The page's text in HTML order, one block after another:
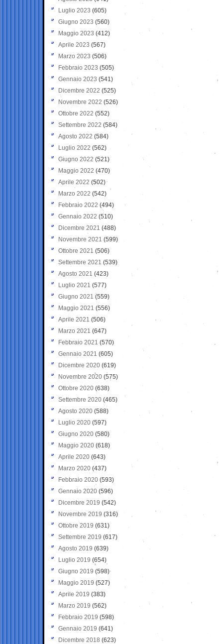
Luglio 2023 (605)
Giugno 2023 (560)
Maggio 2023 (412)
Aprile 2023 (567)
Marzo 2023 (506)
Febbraio 2023 (505)
Gennaio 2023 (541)
Dicembre 2022 (525)
Novembre 2022 (526)
Ottobre 2022 (552)
Settembre 2022 (584)
Agosto 2022 (584)
Luglio 2022 (562)
Giugno 2022 (521)
Maggio 2022 (470)
Aprile 2022 (502)
Marzo 2022 (542)
Febbraio 2022 (494)
Gennaio 2022 (510)
Dicembre 2021 (488)
Novembre 2021 (599)
Ottobre 2021 (506)
Settembre 2021 (539)
Agosto 2021 (423)
Luglio 2021 (577)
Giugno 2021(559)
Maggio 2021 (556)
Aprile 2021 (506)
Marzo 2021 (647)
Febbraio 2021 (570)
Gennaio 2021 (605)
Dicembre 2020 (619)
Novembre 2020 (575)
Ottobre 2020 (638)
Settembre 2020(465)
Agosto 2020 (588)
Luglio 2020 (597)
Giugno 2020 (580)
Maggio 2020 (618)
Aprile 2020 (643)
Marzo 2020 (437)
Febbraio 2020 (593)
Gennaio 2020 (596)
Dicembre 2019 (542)
Novembre 2019 (316)
Ottobre 2019 (631)
Settembre 2019 (617)
Agosto 2019 (639)
Luglio 2019 (654)
Giugno 2019 (598)
Maggio 2019 (527)
Aprile 2019 (383)
Marzo 2019 (562)
Febbraio 2019 (598)
Gennaio 2019 (641)
Dicembre 2018 (623)